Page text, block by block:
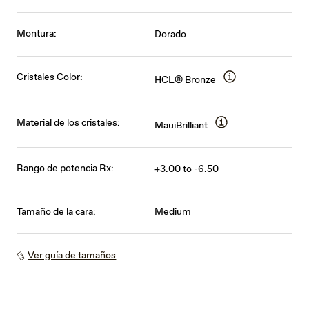
Montura: Dorado
Cristales Color: HCL® Bronze
Material de los cristales: MauiBrilliant
Rango de potencia Rx: +3.00 to -6.50
Tamaño de la cara: Medium
Ver guía de tamaños